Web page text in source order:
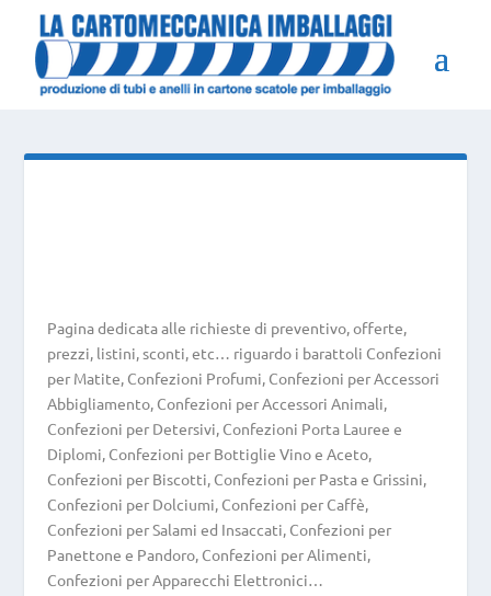
Pagina dedicata alle richieste di preventivo, offerte,
prezzi, listini, sconti, etc… riguardo i barattoli Confezioni
per Matite, Confezioni Profumi, Confezioni per Accessori
Abbigliamento, Confezioni per Accessori Animali,
Confezioni per Detersivi, Confezioni Porta Lauree e
Diplomi, Confezioni per Bottiglie Vino e Aceto,
Confezioni per Biscotti, Confezioni per Pasta e Grissini,
Confezioni per Dolciumi, Confezioni per Caffè,
Confezioni per Salami ed Insaccati, Confezioni per
Panettone e Pandoro, Confezioni per Alimenti,
Confezioni per Apparecchi Elettronici…